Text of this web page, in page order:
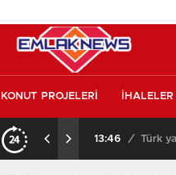
KONUT PROJELERİ İHALELER
13:46 / Türk